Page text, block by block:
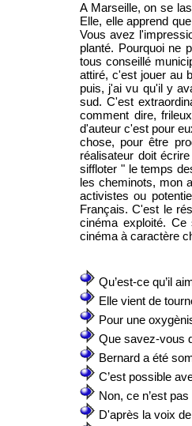
A Marseille, on se
Elle, elle apprend
Vous avez
planté. Pourquoi ne
tous conseillé
attiré, c'est jouer au
puis, j'ai vu qu'il y
sud. C'est
comment dire,
d'auteur c'est pour
chose, pour être
réalisateur doit
siffloter " le temps
les cheminots, mon
activistes ou
Français. C'est le
cinéma exploité.
cinéma à caractère
Qu’est-ce qu’il
Elle vient de
Pour une
Que savez-vous
Bernard a été
C’est possible
Non, ce n’est
D'après la voix